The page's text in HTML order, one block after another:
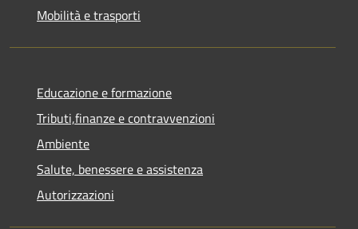
Mobilità e trasporti
Educazione e formazione
Tributi,finanze e contravvenzioni
Ambiente
Salute, benessere e assistenza
Autorizzazioni